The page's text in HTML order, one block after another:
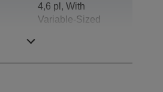
4,6 pl, With
Variable-Sized